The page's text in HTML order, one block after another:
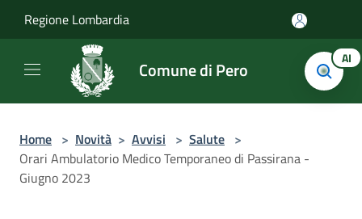
Regione Lombardia
Comune di Pero AI
Home > Novità > Avvisi > Salute >
Orari Ambulatorio Medico Temporaneo di Passirana -
Giugno 2023